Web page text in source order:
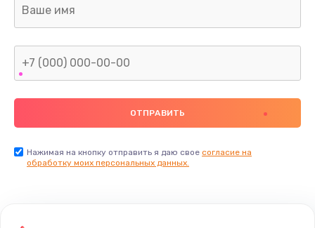
Нажимая на кнопку отправить я даю свое согласие на
обработку моих персональных данных.